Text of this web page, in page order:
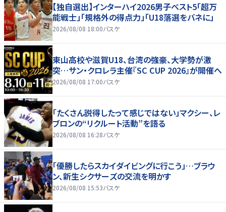
【独自選出】インターハイ2026男子ベスト5「超万
能戦士」「規格外の得点力」「U18落選をバネに」
2026/08/08 18:00バスケ
東山高校や滋賀U18、台湾の強豪、大学勢が激
突…サン・クロレラ主催『SC CUP 2026』が開催へ
2026/08/08 17:00バスケ
「たくさん説得したって感じではない」マクシー、レ
ブロンの“リクルート活動”を語る
2026/08/08 16:28バスケ
「優勝したらスカイダイビングに行こう」…ブラウ
ン、新生シクサーズの交流を明かす
2026/08/08 15:53バスケ